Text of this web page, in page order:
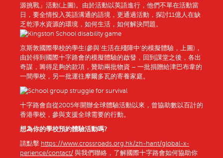
源挑戰」活動(上圖)。由於活動以英語進行，他們不單在活動當
日，要全情投入英語溝通的語境，更通過活動，探討11億人在缺
乏乾淨水資源的環境，如何生活，如何解決問題。
京斯敦國際學校的學生(參與‘生活在殘障中‘的模擬體驗，上圖)，
由於得到國際十字路會的模擬體驗的啟發，回到課堂之後，各出
奇謀，籌得足夠的款項，贊助兩批物資 – 一批捐贈給津巴布韋的
一間學校，另一批運往摩爾多瓦的寄養家庭。
十字路會自從2005年開辦全球體驗活動以來，曾協助數以百計的
香港學校，參與支援全球需要的行動。
想為你的學校預約體驗活動嗎?
請點擊 https://www.crossroads.org.hk/zh-hant/global-x-
perience/contact/ 與我們聯絡，了解國際十字路會如何協助你